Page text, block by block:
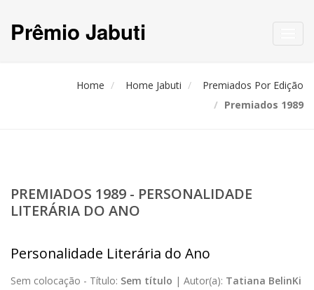
Prêmio Jabuti
Home Home Jabuti
Premiados Por Edição
Premiados 1989
PREMIADOS 1989 - PERSONALIDADE
LITERÁRIA DO ANO
Personalidade Literária do Ano
Sem colocação - Título: Sem título | Autor(a): Tatiana BelinKi